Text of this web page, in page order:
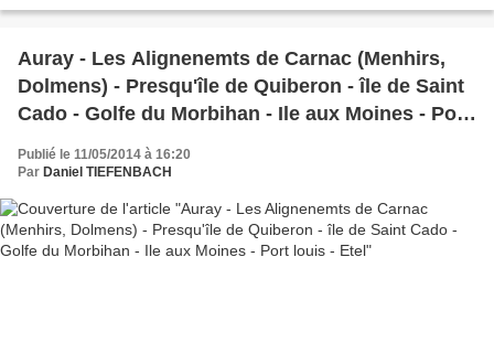
Auray - Les Alignenemts de Carnac (Menhirs,
Dolmens) - Presqu'île de Quiberon - île de Saint
Cado - Golfe du Morbihan - Ile aux Moines - Port
louis - Etel
Publié le 11/05/2014 à 16:20
Par Daniel TIEFENBACH